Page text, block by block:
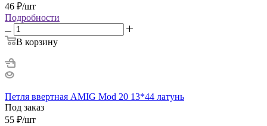
46 ₽/шт
Подробности
В корзину
Петля ввертная AMIG Mod 20 13*44 латунь
Под заказ
55 ₽/шт